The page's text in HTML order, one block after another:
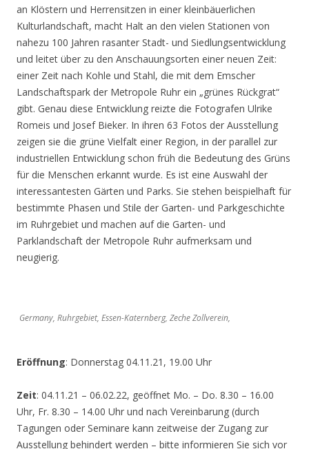
an Klöstern und Herrensitzen in einer kleinbäuerlichen
Kulturlandschaft, macht Halt an den vielen Stationen von
nahezu 100 Jahren rasanter Stadt- und Siedlungsentwicklung
und leitet über zu den Anschauungsorten einer neuen Zeit:
einer Zeit nach Kohle und Stahl, die mit dem Emscher
Landschaftspark der Metropole Ruhr ein „grünes Rückgrat“
gibt. Genau diese Entwicklung reizte die Fotografen Ulrike
Romeis und Josef Bieker. In ihren 63 Fotos der Ausstellung
zeigen sie die grüne Vielfalt einer Region, in der parallel zur
industriellen Entwicklung schon früh die Bedeutung des Grüns
für die Menschen erkannt wurde. Es ist eine Auswahl der
interessantesten Gärten und Parks. Sie stehen beispielhaft für
bestimmte Phasen und Stile der Garten- und Parkgeschichte
im Ruhrgebiet und machen auf die Garten- und
Parklandschaft der Metropole Ruhr aufmerksam und
neugierig.
Germany, Ruhrgebiet, Essen-Katernberg, Zeche Zollverein,
Eröffnung: Donnerstag 04.11.21, 19.00 Uhr
Zeit: 04.11.21 – 06.02.22, geöffnet Mo. – Do. 8.30 – 16.00
Uhr, Fr. 8.30 – 14.00 Uhr und nach Vereinbarung (durch
Tagungen oder Seminare kann zeitweise der Zugang zur
Ausstellung behindert werden – bitte informieren Sie sich vor